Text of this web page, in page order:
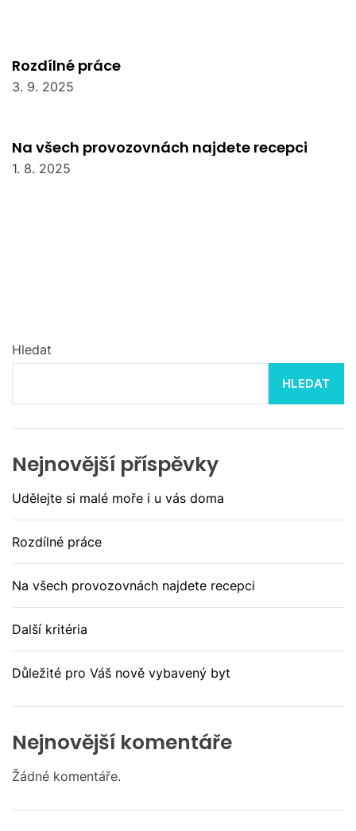
Rozdílné práce
3. 9. 2025
Na všech provozovnách najdete recepci
1. 8. 2025
Hledat
HLEDAT
Nejnovější příspěvky
Udělejte si malé moře i u vás doma
Rozdílné práce
Na všech provozovnách najdete recepci
Další kritéria
Důležité pro Váš nově vybavený byt
Nejnovější komentáře
Žádné komentáře.